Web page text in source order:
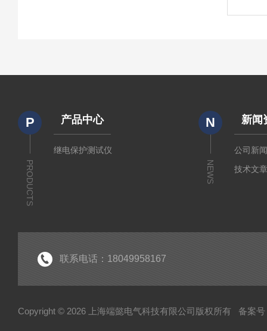
P
PRODUCTS
产品中心
继电保护测试仪
N
NEWS
新闻
公司新
技术文
联系电话：18049958167
Copyright © 2026 上海端懿电气科技有限公司版权所有 备案号